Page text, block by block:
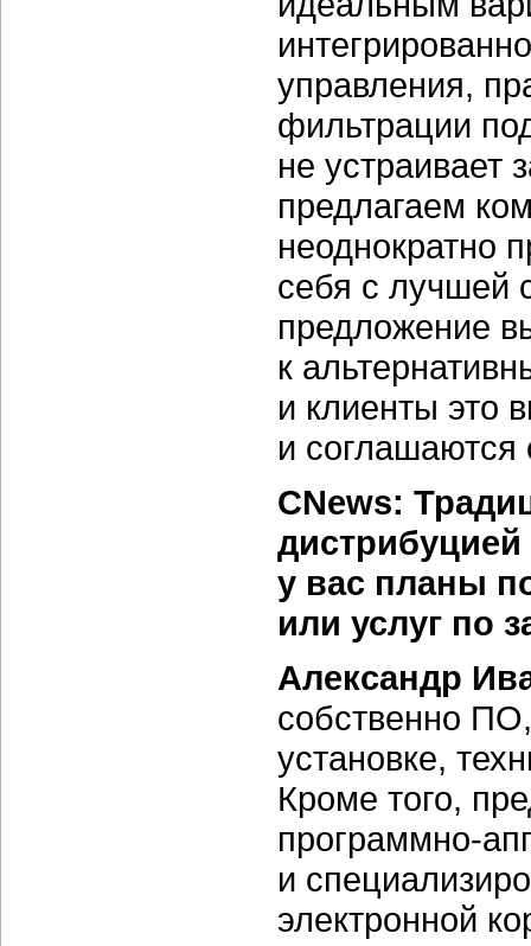
управления,
фильтрации
не устраивает
предлагаем
неоднократно
себя с лучшей
предложение
к
и клиенты это
и соглашаются
CNews:
у вас планы
или услуг по
Александр
собственно
установке,
Кроме того,
программно-
и
электронной